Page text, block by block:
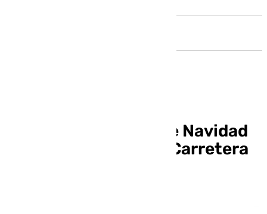
Vuelven las fiestas de Navidad
infantiles al distrito Carretera